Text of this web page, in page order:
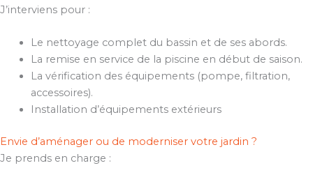
J’interviens pour :
Le nettoyage complet du bassin et de ses abords.
La remise en service de la piscine en début de saison.
La vérification des équipements (pompe, filtration,
accessoires).
Installation d’équipements extérieurs
Envie d’aménager ou de moderniser votre jardin ?
Je prends en charge :